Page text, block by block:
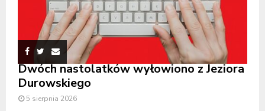
Dwóch nastolatków wyłowiono z Jeziora
Durowskiego
5 sierpnia 2026